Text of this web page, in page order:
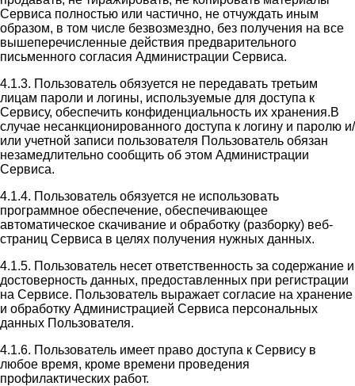
Сервиса полностью или частично, не отчуждать иным
образом, в том числе безвозмездно, без получения на все
вышеперечисленные действия предварительного
письменного согласия Администрации Сервиса.
4.1.3. Пользователь обязуется не передавать третьим
лицам пароли и логины, используемые для доступа к
Сервису, обеспечить конфиденциальность их хранения.В
случае несанкционированного доступа к логину и паролю и/
или учетной записи пользователя Пользователь обязан
незамедлительно сообщить об этом Администрации
Сервиса.
4.1.4. Пользователь обязуется не использовать
программное обеспечение, обеспечивающее
автоматическое скачивание и обработку (разборку) веб-
страниц Сервиса в целях получения нужных данных.
4.1.5. Пользователь несет ответственность за содержание и
достоверность данных, предоставленных при регистрации
на Сервисе. Пользователь выражает согласие на хранение
и обработку Администрацией Сервиса персональных
данных Пользователя.
4.1.6. Пользователь имеет право доступа к Сервису в
любое время, кроме времени проведения
профилактических работ.